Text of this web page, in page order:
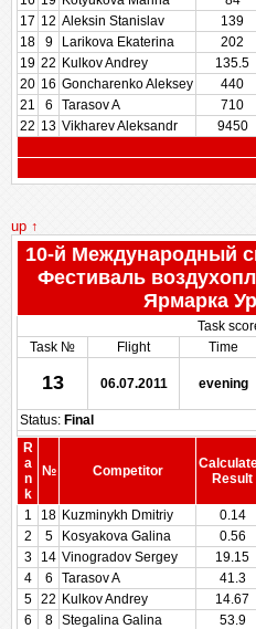
17 12 Aleksin Stanislav 139
18
9 Larikova Ekaterina 202
19 22 Kulkov Andrey 135.5
20 16 Goncharenko Aleksey 440
21
6 Tarasov A 710
22 13 Vikharev Aleksandr 9450
up ↑
10-й Международный
Фестиваль
Ярмарка
Task
Task №
Flight Time
13 06.07.2011 evening
Status: Final
R
a
n
k
№ Competitor
Result
1
18 Kuzminykh Dmitriy 0.14
2
5 Kosyakova Galina 0.56
3
14 Vinogradov Sergey 19.15
4
6 Tarasov A 41.3
5
22 Kulkov Andrey 14.67
6
8 Stegalina Galina 53.9